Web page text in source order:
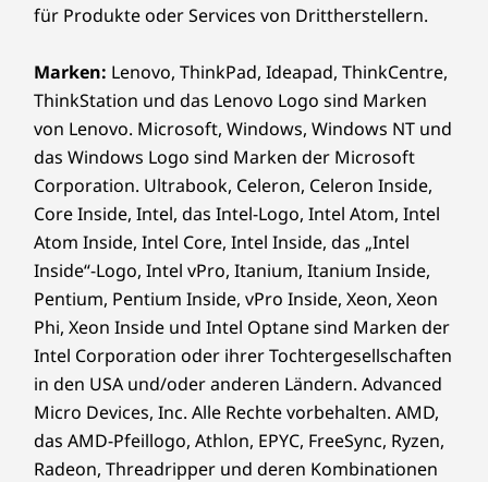
ThinkSmart Core umfasst ThinkShield, unsere
Schutz Ihres Geräts und Ihrer Daten. Darüber
hinaus bietet die Intel vPro®Plattform die
weltweit umfassendste hardwarebasierte
Sicherheit für Unternehmen. Sowohl der Core
als auch der Controller verfügen außerdem
über Anschlüsse für Kensington MiniSaver-
Schlösser, um die Geräte physisch zu sichern.
für Produkte oder Services von Drittherstellern.
Marken: Lenovo, ThinkPad, Ideapad, ThinkCentre,
ThinkStation und das Lenovo Logo sind Marken
von Lenovo. Microsoft, Windows, Windows NT und
das Windows Logo sind Marken der Microsoft
Corporation. Ultrabook, Celeron, Celeron Inside,
Core Inside, Intel, das Intel-Logo, Intel Atom, Intel
Atom Inside, Intel Core, Intel Inside, das „Intel
Inside“-Logo, Intel vPro, Itanium, Itanium Inside,
Pentium, Pentium Inside, vPro Inside, Xeon, Xeon
Phi, Xeon Inside und Intel Optane sind Marken der
Intel Corporation oder ihrer Tochtergesellschaften
in den USA und/oder anderen Ländern. Advanced
Micro Devices, Inc. Alle Rechte vorbehalten. AMD,
das AMD-Pfeillogo, Athlon, EPYC, FreeSync, Ryzen,
Radeon, Threadripper und deren Kombinationen